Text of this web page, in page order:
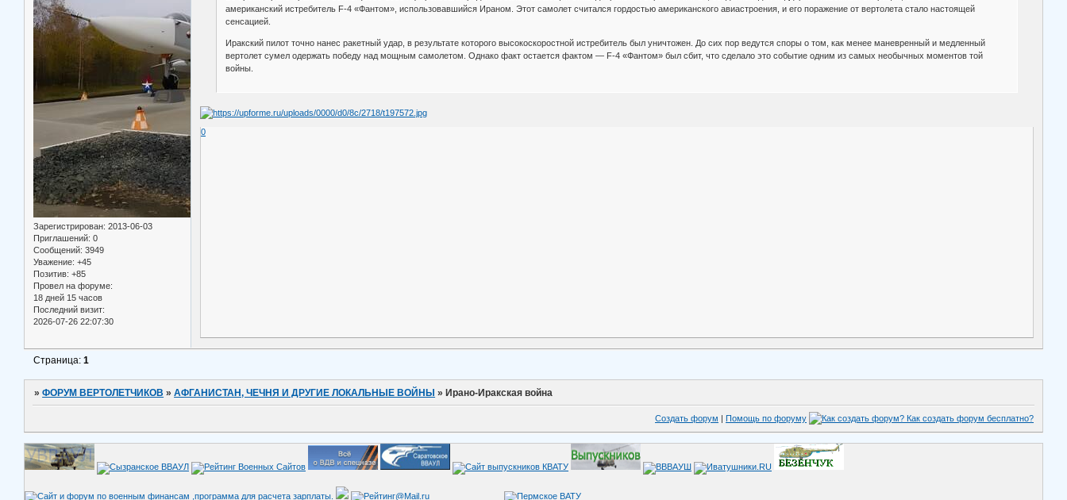
Зарегистрирован: 2013-06-03
Приглашений: 0
Сообщений: 3949
Уважение: +45
Позитив: +85
Провел на форуме:
18 дней 15 часов
Последний визит:
2026-07-26 22:07:30
американский истребитель F-4 «Фантом», использовавшийся Ираном. Этот самолет считался гордостью американского авиастроения, и его поражение от вертолета стало настоящей
сенсацией.
Иракский пилот точно нанес ракетный удар, в результате которого высокоскоростной истребитель был уничтожен. До сих пор ведутся споры о том, как менее маневренный и медленный
вертолет сумел одержать победу над мощным самолетом. Однако факт остается фактом — F-4 «Фантом» был сбит, что сделало это событие одним из самых необычных моментов той
войны.
0
Страница:1
»ФОРУМ ВЕРТОЛЕТЧИКОВ »АФГАНИСТАН, ЧЕЧНЯ И ДРУГИЕ ЛОКАЛЬНЫЕ ВОЙНЫ » Ирано-Иракская война
Создать форум | Помощь по форуму